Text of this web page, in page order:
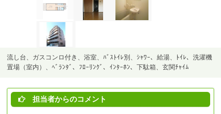
流し台、ガスコンロ付き、浴室、ﾊﾞｽﾄｲﾚ別、ｼｬﾜｰ、給湯、ﾄｲﾚ、洗濯機
置場（室内）、ﾍﾞﾗﾝﾀﾞ、ﾌﾛｰﾘﾝｸﾞ、ｲﾝﾀｰﾎﾝ、下駄箱、玄関ﾁｬｲﾑ
担当者からのコメント